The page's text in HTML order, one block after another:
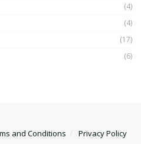
(4)
(4)
(17)
(6)
and Conditions Privacy Policy